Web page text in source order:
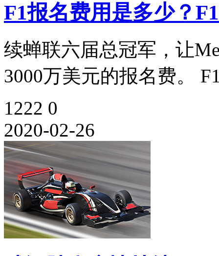
F1报名费用是多少？
续蝉联六届总冠军，让
3000万美元的报名费。
1222 0
2020-02-26